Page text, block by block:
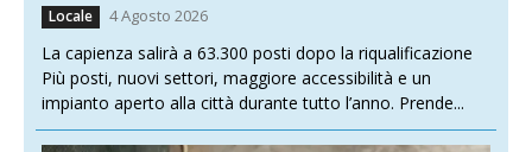
Locale 4 Agosto 2026
La capienza salirà a 63.300 posti dopo la riqualificazione
Più posti, nuovi settori, maggiore accessibilità e un
impianto aperto alla città durante tutto l’anno. Prende...